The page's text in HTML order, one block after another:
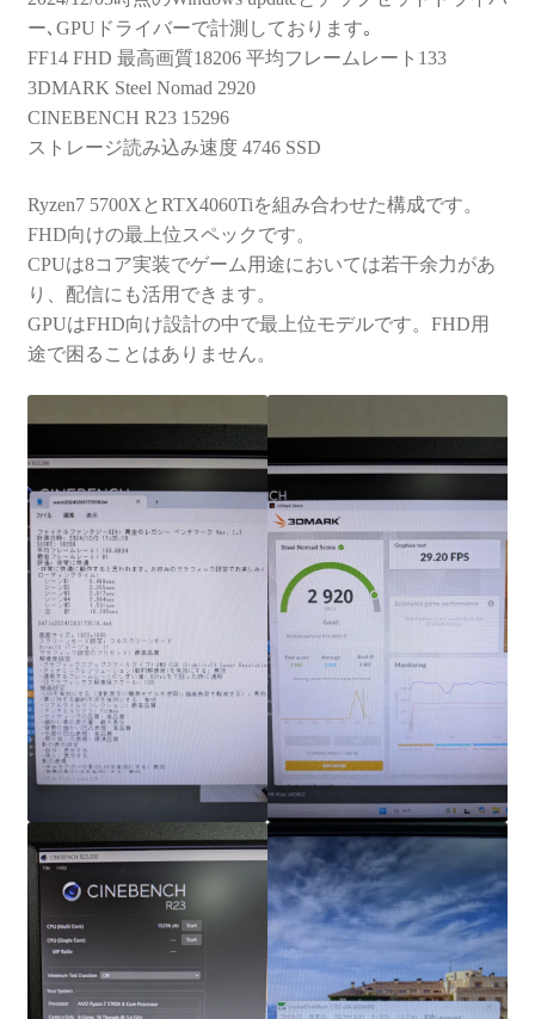
ー､GPUドライバーで計測しております｡
FF14 FHD 最高画質18206 平均フレームレート133
3DMARK Steel Nomad 2920
CINEBENCH R23 15296
ストレージ読み込み速度 4746 SSD
Ryzen7 5700XとRTX4060Tiを組み合わせた構成です。
FHD向けの最上位スペックです。
CPUは8コア実装でゲーム用途においては若干余力があ
り、配信にも活用できます。
GPUはFHD向け設計の中で最上位モデルです。FHD用
途で困ることはありません。